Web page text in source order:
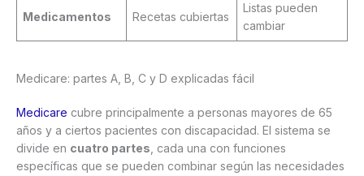
Medicamentos Recetas cubiertas
Listas pueden
cambiar
Medicare: partes A, B, C y D explicadas fácil
Medicare cubre principalmente a personas mayores de 65
años y a ciertos pacientes con discapacidad. El sistema se
divide en cuatro partes , cada una con funciones
específicas que se pueden combinar según las necesidades